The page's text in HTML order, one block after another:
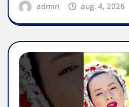
admin aug. 4, 2026